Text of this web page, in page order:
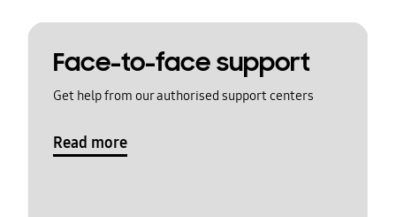
Face-to-face support
Get help from our authorised support centers
Read more